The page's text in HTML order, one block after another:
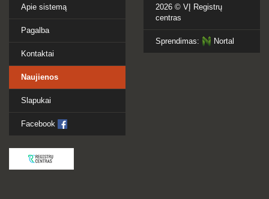
Apie sistemą
Pagalba
Kontaktai
Naujienos
Slapukai
Facebook
2026 © VĮ Registrų
centras
Sprendimas: Nortal